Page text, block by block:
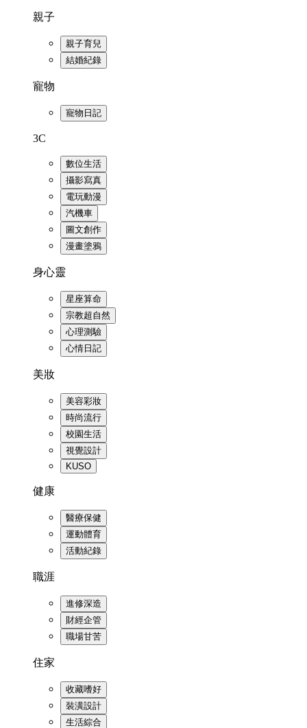
親子
親子育兒
結婚紀錄
寵物
寵物日記
3C
數位生活
攝影寫真
電玩動漫
汽機車
圖文創作
漫畫塗鴉
身心靈
星座算命
宗教超自然
心理測驗
心情日記
美妝
美容彩妝
時尚流行
校園生活
視覺設計
KUSO
健康
醫療保健
運動體育
活動紀錄
職涯
進修深造
財經企管
職場甘苦
住家
收藏嗜好
裝潢設計
生活綜合